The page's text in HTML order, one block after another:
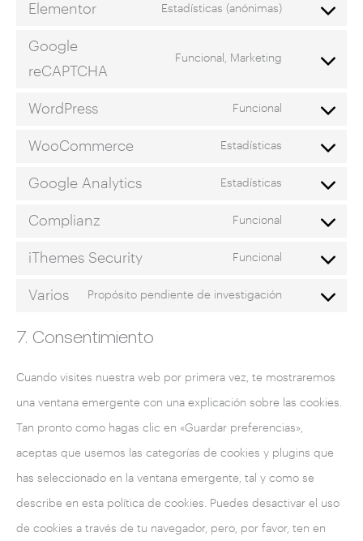
Elementor Estadísticas (anónimas)
Google
reCAPTCHA
Funcional, Marketing
WordPress Funcional
WooCommerce Estadísticas
Google Analytics Estadísticas
Complianz Funcional
iThemes Security Funcional
Varios Propósito pendiente de investigación
7. Consentimiento
Cuando visites nuestra web por primera vez, te mostraremos
una ventana emergente con una explicación sobre las cookies.
Tan pronto como hagas clic en «Guardar preferencias»,
aceptas que usemos las categorías de cookies y plugins que
has seleccionado en la ventana emergente, tal y como se
describe en esta política de cookies. Puedes desactivar el uso
de cookies a través de tu navegador, pero, por favor, ten en